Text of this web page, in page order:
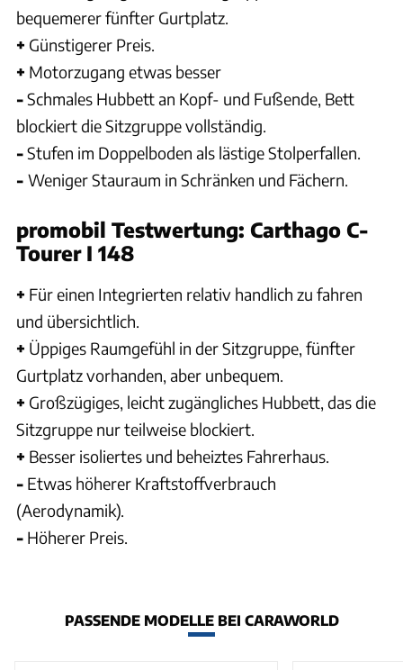
bequemerer fünfter Gurtplatz.
+ Günstigerer Preis.
+ Motorzugang etwas besser
-Schmales Hubbett an Kopf- und Fußende, Bett
blockiert die Sitzgruppe vollständig.
-Stufen im Doppelboden als lästige Stolperfallen.
- Weniger Stauraum in Schränken und Fächern.
promobil Testwertung: Carthago C-
Tourer I 148
+ Für einen Integrierten relativ handlich zu fahren
und übersichtlich.
+ Üppiges Raumgefühl in der Sitzgruppe, fünfter
Gurtplatz vorhanden, aber unbequem.
+ Großzügiges, leicht zugängliches Hubbett, das die
Sitzgruppe nur teilweise blockiert.
+ Besser isoliertes und beheiztes Fahrerhaus.
- Etwas höherer Kraftstoffverbrauch
(Aerodynamik).
- Höherer Preis.
PASSENDE MODELLE BEI CARAWORLD